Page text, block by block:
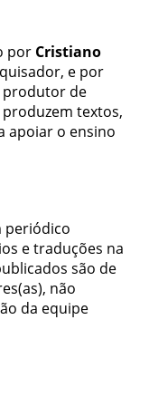
por Cristiano
e por
produtor de
textos,
apoiar o ensino
periódico
e traduções na
são de
não
da equipe